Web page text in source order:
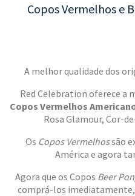
Copos Vermelhos e
A melhor qualidade dos
Red Celebration oferece a
Copos Vermelhos
Rosa Glamour, Cor-
Os Copos Vermelhossão
América e agora
Agora que os Copos Beer
comprá-los imediatamente,